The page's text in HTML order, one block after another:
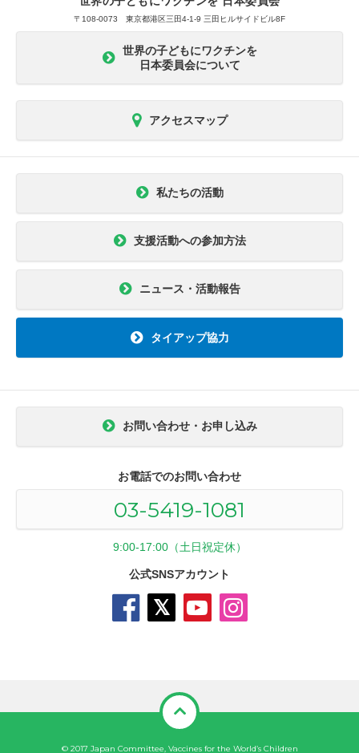
〒108-0073 東京都港区三田4-1-9 三田ヒルサイドビル8F
世界の子どもにワクチンを
日本委員会について
アクセスマップ
私たちの活動
支援活動への参加方法
ニュース・活動報告
タイアップ協力
お問い合わせ・お申し込み
お電話でのお問い合わせ
03-5419-1081
9:00-17:00（土日祝定休）
公式SNSアカウント
© 2017 Japan Committee, Vaccines for the World’s Children